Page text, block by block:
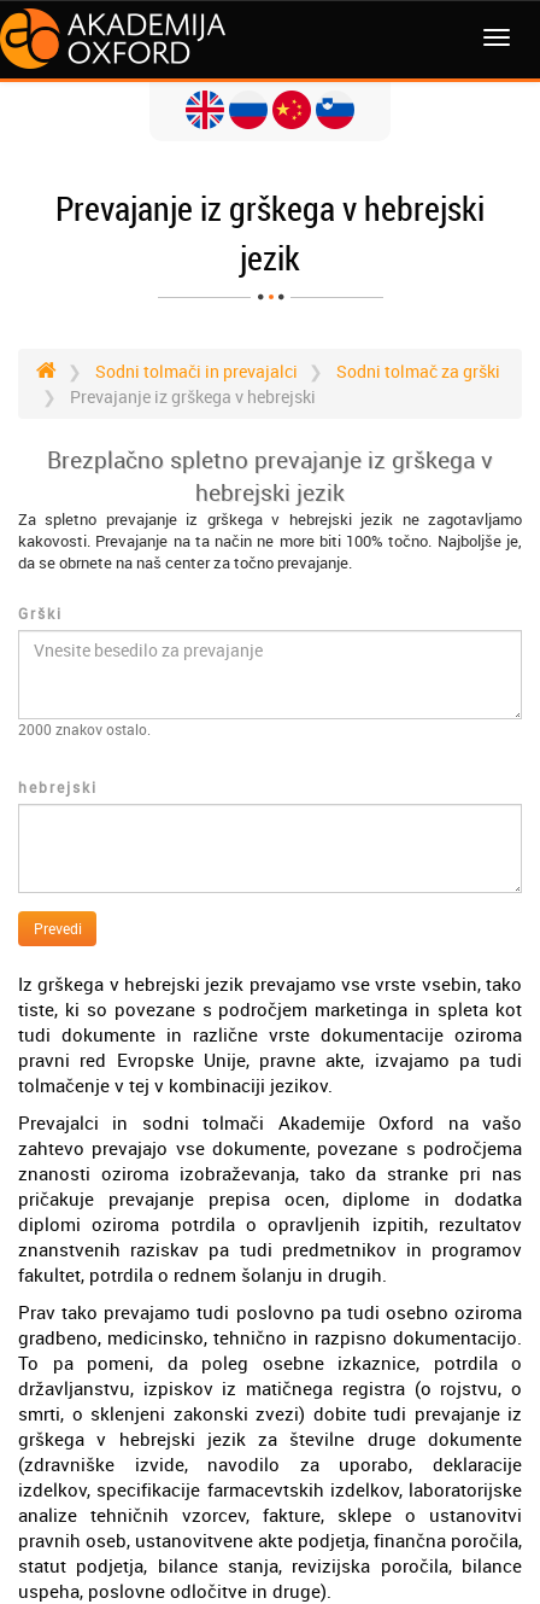
MENI
Prevajanje iz grškega v hebrejski
jezik
Sodni tolmači in prevajalci
Sodni tolmač za grški
Prevajanje iz grškega v hebrejski
Brezplačno spletno prevajanje iz grškega v
hebrejski jezik
Za spletno prevajanje iz grškega v hebrejski jezik ne zagotavljamo
kakovosti. Prevajanje na ta način ne more biti 100% točno. Najboljše je,
da se obrnete na naš center za točno prevajanje.
Grški
2000 znakov ostalo.
hebrejski
Prevedi
Iz grškega v hebrejski jezik prevajamo vse vrste vsebin, tako
tiste, ki so povezane s področjem marketinga in spleta kot
tudi dokumente in različne vrste dokumentacije oziroma
pravni red Evropske Unije, pravne akte, izvajamo pa tudi
tolmačenje v tej v kombinaciji jezikov.
Prevajalci in sodni tolmači Akademije Oxford na vašo
zahtevo prevajajo vse dokumente, povezane s področjema
znanosti oziroma izobraževanja, tako da stranke pri nas
pričakuje prevajanje prepisa ocen, diplome in dodatka
diplomi oziroma potrdila o opravljenih izpitih, rezultatov
znanstvenih raziskav pa tudi predmetnikov in programov
fakultet, potrdila o rednem šolanju in drugih.
Prav tako prevajamo tudi poslovno pa tudi osebno oziroma
gradbeno, medicinsko, tehnično in razpisno dokumentacijo.
To pa pomeni, da poleg osebne izkaznice, potrdila o
državljanstvu, izpiskov iz matičnega registra (o rojstvu, o
smrti, o sklenjeni zakonski zvezi) dobite tudi prevajanje iz
grškega v hebrejski jezik za številne druge dokumente
(zdravniške izvide, navodilo za uporabo, deklaracije
izdelkov, specifikacije farmacevtskih izdelkov, laboratorijske
analize tehničnih vzorcev, fakture, sklepe o ustanovitvi
pravnih oseb, ustanovitvene akte podjetja, finančna poročila,
statut podjetja, bilance stanja, revizijska poročila, bilance
uspeha, poslovne odločitve in druge).